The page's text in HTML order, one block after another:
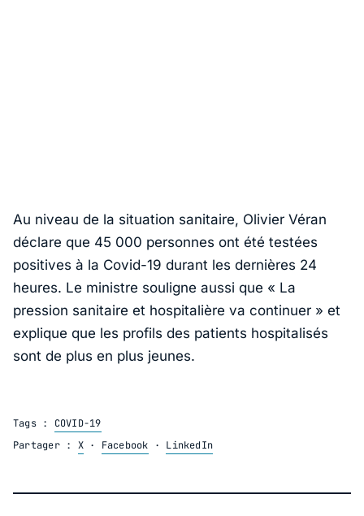
Au niveau de la situation sanitaire, Olivier Véran
déclare que 45 000 personnes ont été testées
positives à la Covid-19 durant les dernières 24
heures. Le ministre souligne aussi que « La
pression sanitaire et hospitalière va continuer » et
explique que les profils des patients hospitalisés
sont de plus en plus jeunes.
Tags : COVID-19
Partager : X· Facebook · LinkedIn